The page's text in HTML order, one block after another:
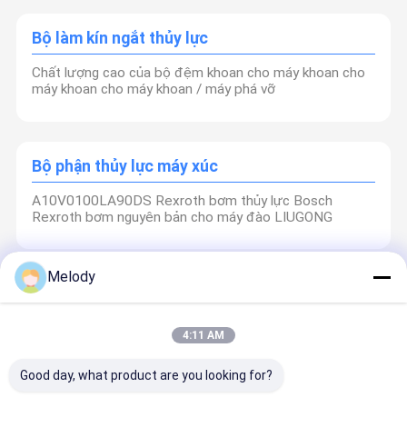
Bộ làm kín ngắt thủy lực
Chất lượng cao của bộ đệm khoan cho máy khoan cho
máy khoan cho máy khoan / máy phá vỡ
Bộ phận thủy lực máy xúc
A10V0100LA90DS Rexroth bơm thủy lực Bosch
Rexroth bơm nguyên bản cho máy đào LIUGONG
Vít ngắt thủy lực
Phụ tùng máy xúc gia công CNC ISO 9001 Bu lông bên
Melody
4:11 AM
Good day, what product are you looking for?